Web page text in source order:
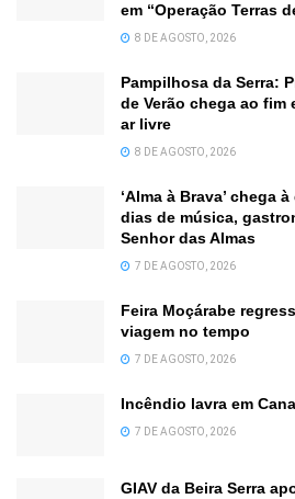
em “Operação Terras
8 DE AGOSTO, 2026
Pampilhosa da Serra:
de Verão chega ao fim
ar livre
8 DE AGOSTO, 2026
‘Alma à Brava’ chega
dias de música,
Senhor das Almas
7 DE AGOSTO, 2026
Feira Moçárabe
viagem no tempo
7 DE AGOSTO, 2026
Incêndio lavra em
7 DE AGOSTO, 2026
GIAV da Beira Serra